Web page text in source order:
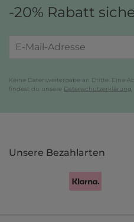
-20% Rabatt
Keine Datenweitergabe an Dritte. Eine
findest du unsere Datenschutzerklärung
Unsere Bezahlarten